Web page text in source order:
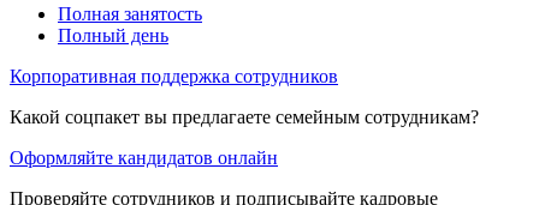
Полная занятость
Полный день
Корпоративная поддержка сотрудников
Какой соцпакет вы предлагаете семейным сотрудникам?
Оформляйте кандидатов онлайн
Проверяйте сотрудников и подписывайте кадровые